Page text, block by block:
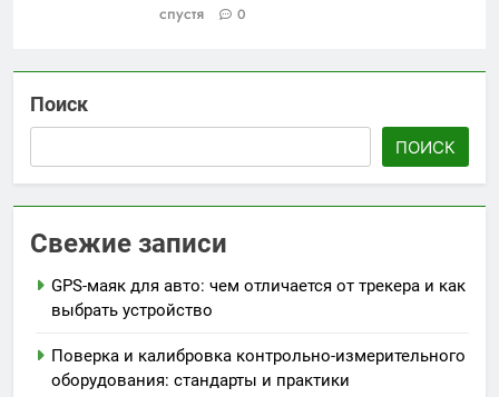
спустя
0
Поиск
ПОИСК
Свежие записи
GPS-маяк для авто: чем отличается от трекера и как
выбрать устройство
Поверка и калибровка контрольно-измерительного
оборудования: стандарты и практики